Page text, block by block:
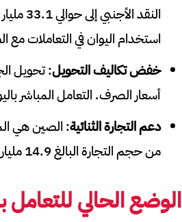
استخدام اليوان في التعاملات مع
خفض تكاليف التحويل: تحويل
أسعار الصرف. التعامل المباشر
دعم التجارة الثنائية: الصين هي
من حجم التجارة البالغ 14.9 مليار دولار، تسهيل التعامل باليوان يعزز الكفاءة في هذه العمليات.
الوضع الحالي للتعامل